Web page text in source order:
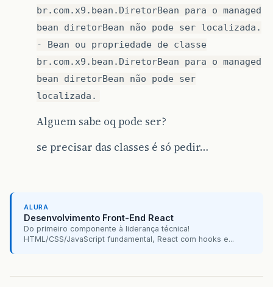
br.com.x9.bean.DiretorBean para o managed
bean diretorBean não pode ser localizada.
- Bean ou propriedade de classe
br.com.x9.bean.DiretorBean para o managed
bean diretorBean não pode ser
localizada.
Alguem sabe oq pode ser?
se precisar das classes é só pedir…
ALURA
Desenvolvimento Front-End React
Do primeiro componente à liderança técnica!
HTML/CSS/JavaScript fundamental, React com hooks e...